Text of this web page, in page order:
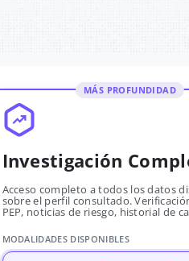
MÁS PROFUNDIDAD
Investigación
Acceso completo a todos los datos
sobre el perfil consultado.
PEP, noticias de riesgo, historial de
MODALIDADES DISPONIBLES